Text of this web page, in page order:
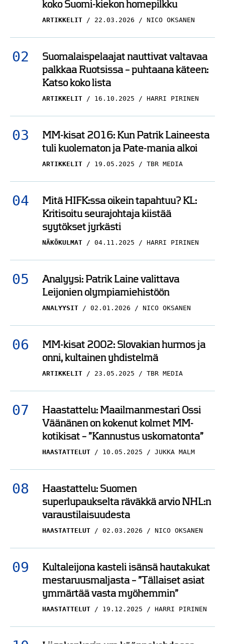
koko Suomi-kiekon homepilkku
ARTIKKELIT 22.03.2026 NICO OKSANEN
Suomalaispelaajat nauttivat valtavaa
palkkaa Ruotsissa – puhtaana käteen:
Katso koko lista
ARTIKKELIT 16.10.2025 HARRI PIRINEN
MM-kisat 2016: Kun Patrik Laineesta
tuli kuolematon ja Pate-mania alkoi
ARTIKKELIT 19.05.2025 TBR MEDIA
Mitä HIFK:ssa oikein tapahtuu? KL:
Kritisoitu seurajohtaja kiistää
syytökset jyrkästi
NÄKÖKULMAT 04.11.2025 HARRI PIRINEN
Analyysi: Patrik Laine valittava
Leijonien olympiamiehistöön
ANALYYSIT 02.01.2026 NICO OKSANEN
MM-kisat 2002: Slovakian hurmos ja
onni, kultainen yhdistelmä
ARTIKKELIT 23.05.2025 TBR MEDIA
Haastattelu: Maailmanmestari Ossi
Väänänen on kokenut kolmet MM-
kotikisat – ”Kannustus uskomatonta”
HAASTATTELUT 10.05.2025 JUKKA MALM
Haastattelu: Suomen
superlupaukselta räväkkä arvio NHL:n
varaustilaisuudesta
HAASTATTELUT 02.03.2026 NICO OKSANEN
Kultaleijona kasteli isänsä hautakukat
mestaruusmaljasta – ”Tällaiset asiat
ymmärtää vasta myöhemmin”
HAASTATTELUT 19.12.2025 HARRI PIRINEN